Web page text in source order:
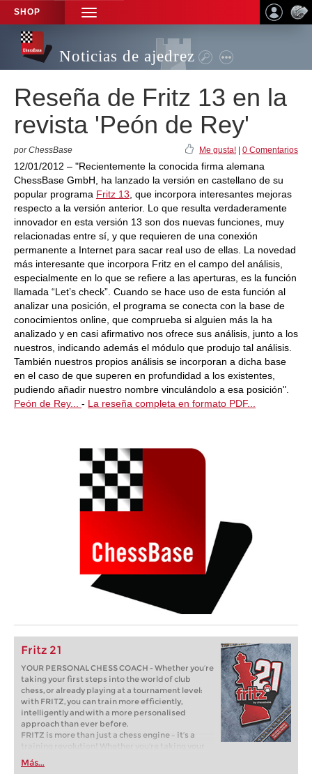
SHOP
TOGGLE
NAVIGATION
Noticias de ajedrez
Reseña de Fritz 13 en la
revista 'Peón de Rey'
por ChessBase Me gusta! 0 Comentarios
12/01/2012 – "Recientemente la conocida firma alemana
ChessBase GmbH, ha lanzado la versión en castellano de su
popular programa Fritz 13 , que incorpora interesantes mejoras
respecto a la versión anterior. Lo que resulta verdaderamente
innovador en esta versión 13 son dos nuevas funciones, muy
relacionadas entre sí, y que requieren de una conexión
permanente a Internet para sacar real uso de ellas. La novedad
más interesante que incorpora Fritz en el campo del análisis,
especialmente en lo que se refiere a las aperturas, es la función
llamada “Let’s check”. Cuando se hace uso de esta función al
analizar una posición, el programa se conecta con la base de
conocimientos online, que comprueba si alguien más la ha
analizado y en casi afirmativo nos ofrece sus análisis, junto a los
nuestros, indicando además el módulo que produjo tal análisis.
También nuestros propios análisis se incorporan a dicha base
en el caso de que superen en profundidad a los existentes,
pudiendo añadir nuestro nombre vinculándolo a esa posición".
Peón de Rey... - La reseña completa en formato PDF...
Fritz 21
YOUR PERSONAL CHESS COACH - Whether you’re
taking your first steps into the world of club
chess, or already playing at a tournament level:
with FRITZ, you can train more efficiently,
intelligently and with a more personalised
approach than ever before.
FRITZ is more than just a chess engine – it’s a
training revolution! Whether you’re taking your
first steps into the world of club chess, or already
playing at a tournament level: with FRITZ, you can
Más...